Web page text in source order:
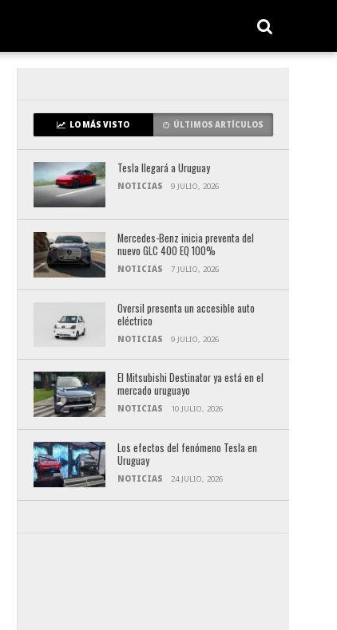
LO MÁS VISTO ÚLTIMOS ARTÍCULOS
Tesla llegará a Uruguay
NOTICIAS 9 JULIO, 2026
Mercedes-Benz inicia preventa del
nuevo GLC 400 EQ 100%
NOTICIAS 7 JULIO, 2026
Oversil presenta un accesible auto
eléctrico
NOTICIAS 9 JULIO, 2026
El Mitsubishi Destinator ya está en el
mercado uruguayo
NOTICIAS 10 JULIO, 2026
Los efectos del fenómeno Tesla en
Uruguay
NOTICIAS 24 JULIO, 2026